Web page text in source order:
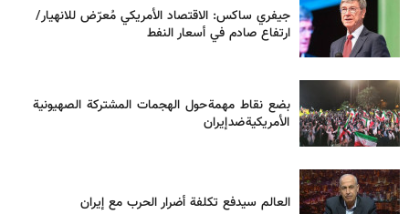
جيفري ساكس: الاقتصاد الأمريكي مُعرّض للانهيار/
ارتفاع صادم في أسعار النفط
بضع نقاط مهمة حول الهجمات المشتركة الصهيونية
الأمريكية ضد إيران
العالم سيدفع تكلفة أضرار الحرب مع إيران